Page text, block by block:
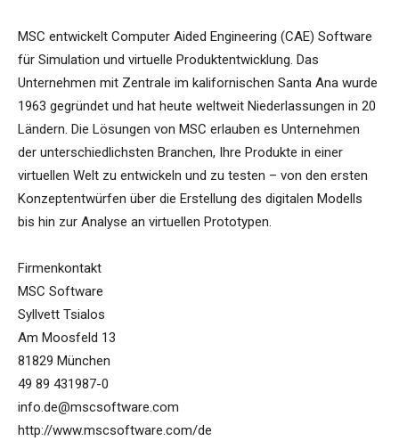
MSC entwickelt Computer Aided Engineering (CAE) Software
für Simulation und virtuelle Produktentwicklung. Das
Unternehmen mit Zentrale im kalifornischen Santa Ana wurde
1963 gegründet und hat heute weltweit Niederlassungen in 20
Ländern. Die Lösungen von MSC erlauben es Unternehmen
der unterschiedlichsten Branchen, Ihre Produkte in einer
virtuellen Welt zu entwickeln und zu testen – von den ersten
Konzeptentwürfen über die Erstellung des digitalen Modells
bis hin zur Analyse an virtuellen Prototypen.
Firmenkontakt
MSC Software
Syllvett Tsialos
Am Moosfeld 13
81829 München
49 89 431987-0
info.de@mscsoftware.com
http://www.mscsoftware.com/de